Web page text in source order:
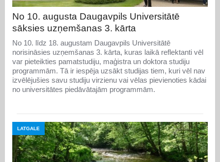
No 10. augusta Daugavpils Universitātē
sāksies uzņemšanas 3. kārta
No 10. līdz 18. augustam Daugavpils Universitātē
norisināsies uzņemšanas 3. kārta, kuras laikā reflektanti vēl
var pieteikties pamatstudiju, maģistra un doktora studiju
programmām. Tā ir iespēja uzsākt studijas tiem, kuri vēl nav
izvēlējušies savu studiju virzienu vai vēlas pievienoties kādai
no universitātes piedāvātajām programmām.
LATGALE